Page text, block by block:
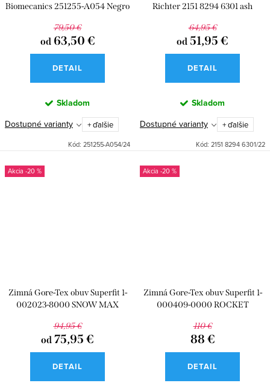
Biomecanics 251255-A054 Negro
79,50 €
od63,50 €
DETAIL
Skladom
Dostupné varianty + ďalšie
Kód: 251255-A054/24
Richter 2151 8294 6301 ash
64,95 €
od 51,95 €
DETAIL
Skladom
Dostupné varianty + ďalšie
Kód: 2151 8294 6301/22
-20 %
Zimná Gore-Tex obuv Superfit 1-
002023-8000 SNOW MAX
94,95 €
od 75,95 €
DETAIL
-20 %
Zimná Gore-Tex obuv Superfit 1-
000409-0000 ROCKET
110 €
88 €
DETAIL